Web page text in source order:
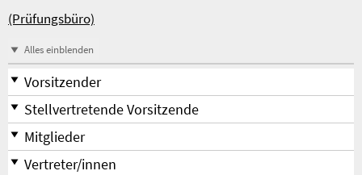
(Prüfungsbüro)
Alles einblenden
Vorsitzender
Stellvertretende Vorsitzende
Mitglieder
Vertreter/innen